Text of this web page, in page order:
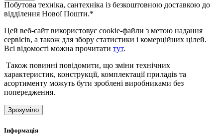
Побутова техніка, сантехніка із безкоштовною доставкою до
відділення Нової Пошти.*
Цей веб-сайт використовує cookie-файли з метою надання
сервісів, а також для збору статистики і комерційних цілей.
Всі відомості можна прочитати тут.
Також повинні повідомити, що зміни технічних
характеристик, конструкції, комплектації приладів та
асортименту можуть бути зроблені виробниками без
попередження.
Зрозуміло
Інформація